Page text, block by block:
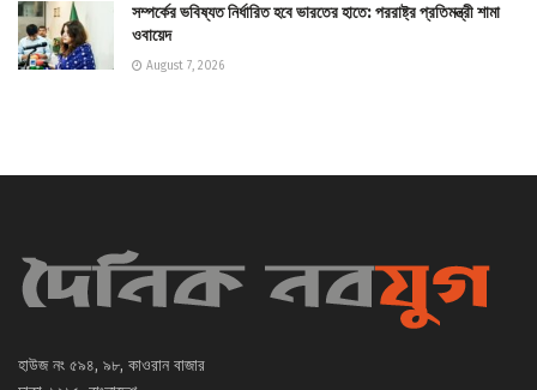
সম্পর্কের ভবিষ্যত নির্ধারিত হবে ভারতের হাতে: পররাষ্ট্র প্রতিমন্ত্রী শামা
ওবায়েদ
August 7, 2026
হাউজ নং ৫৯৪, ৯৮, কাওরান বাজার